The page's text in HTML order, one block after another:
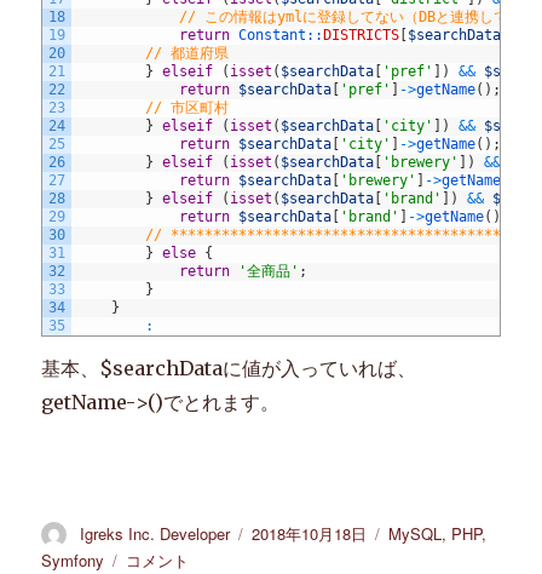
18
19
20
21
22
23
24
25
26
27
28
29
30
31
32
33
34
35
// この情報はymlに登録してない（DBと連携してな
return Constant:: DISTRICTS $searchData
// 都道府県
}
elseif ( isset ( $searchData 'pref' ) &&
return $searchData 'pref' ->getName( ) ;
// 市区町村
}
elseif ( isset ( $searchData 'city' ) &&
return $searchData 'city' ->getName( ) ;
}
elseif ( isset ( $searchData 'brewery' ) &&
return $searchData 'brewery' ->getName
}
elseif ( isset ( $searchData 'brand' ) &&
return $searchData 'brand' ->getName( )
//
}
else {
return
'全商品' ;
}
}
:
基本、$searchDataに値が入っていれば、
getName->()でとれます。
投
稿
Igreks Inc. Developer
投
2018年10月18日
カ
MySQL, PHP,
Symfony
ECCUBE3
コメント